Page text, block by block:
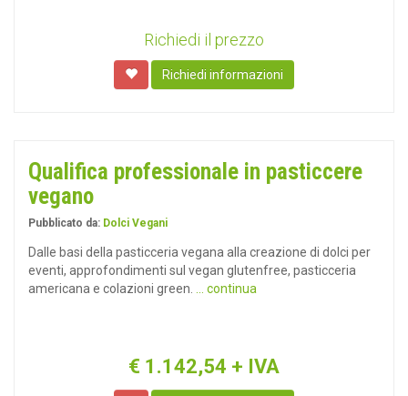
Richiedi il prezzo
Richiedi informazioni
Qualifica professionale in pasticcere
vegano
Pubblicato da: Dolci Vegani
Dalle basi della pasticceria vegana alla creazione di dolci per
eventi, approfondimenti sul vegan glutenfree, pasticceria
americana e colazioni green.
... continua
€ 1.142,54 + IVA